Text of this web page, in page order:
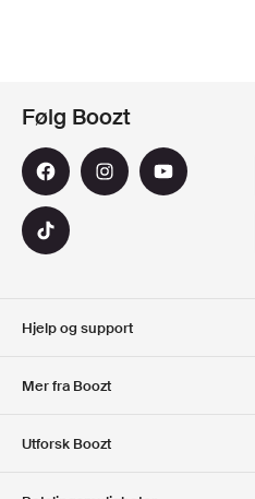
Hjelp og support
Mer fra Boozt
Utforsk Boozt
Følg Boozt